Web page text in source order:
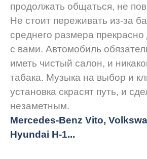
продолжать общаться, не
Не стоит переживать из-за
среднего размера
с вами. Автомобиль
иметь чистый салон, и
табака. Музыка на выбор и
установка скрасят путь, и
незаметным.
Mercedes-Benz Vito,
Hyundai H-1...